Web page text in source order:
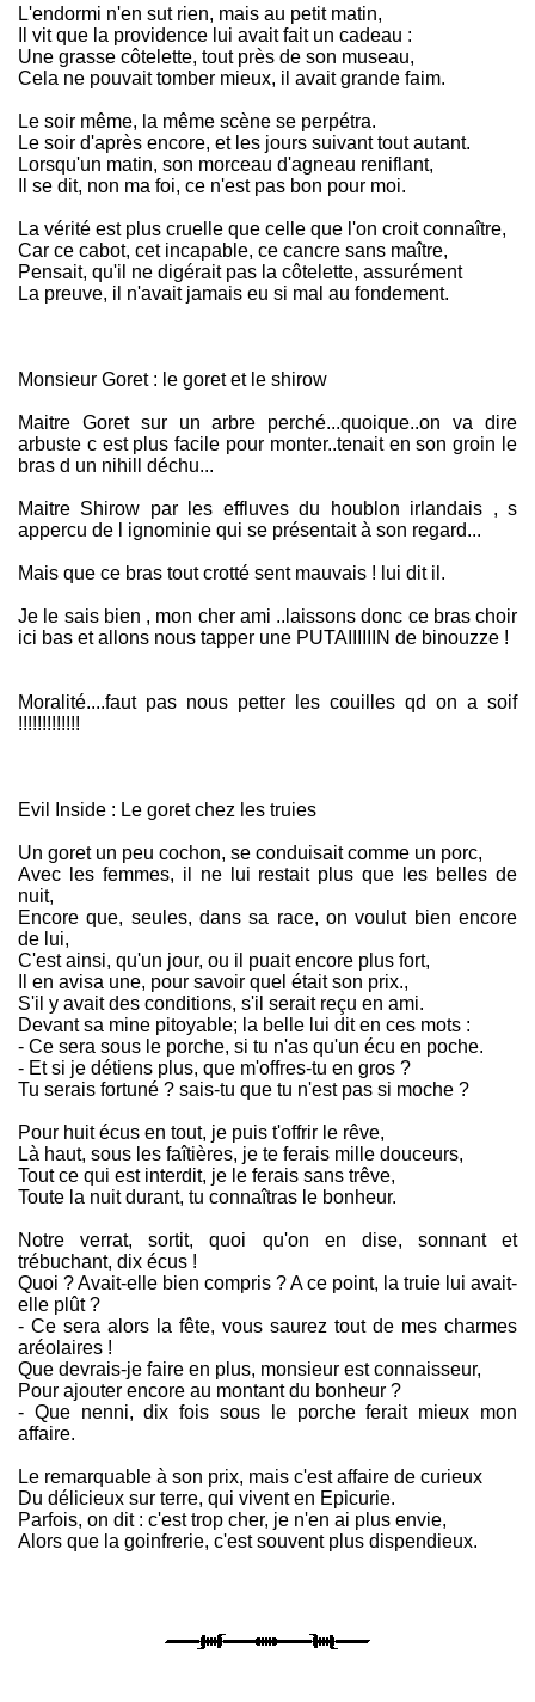
L'endormi n'en sut rien, mais au petit matin,
Il vit que la providence lui avait fait un cadeau :
Une grasse côtelette, tout près de son museau,
Cela ne pouvait tomber mieux, il avait grande faim.
Le soir même, la même scène se perpétra.
Le soir d'après encore, et les jours suivant tout autant.
Lorsqu'un matin, son morceau d'agneau reniflant,
Il se dit, non ma foi, ce n'est pas bon pour moi.
La vérité est plus cruelle que celle que l'on croit connaître,
Car ce cabot, cet incapable, ce cancre sans maître,
Pensait, qu'il ne digérait pas la côtelette, assurément
La preuve, il n'avait jamais eu si mal au fondement.
Monsieur Goret : le goret et le shirow
Maitre Goret sur un arbre perché...quoique..on va dire
arbuste c est plus facile pour monter..tenait en son groin le
bras d un nihill déchu...
Maitre Shirow par les effluves du houblon irlandais , s
appercu de l ignominie qui se présentait à son regard...
Mais que ce bras tout crotté sent mauvais ! lui dit il.
Je le sais bien , mon cher ami ..laissons donc ce bras choir
ici bas et allons nous tapper une PUTAIIIIIIN de binouzze !
Moralité....faut pas nous petter les couilles qd on a soif
!!!!!!!!!!!!!
Evil Inside : Le goret chez les truies
Un goret un peu cochon, se conduisait comme un porc,
Avec les femmes, il ne lui restait plus que les belles de
nuit,
Encore que, seules, dans sa race, on voulut bien encore
de lui,
C'est ainsi, qu'un jour, ou il puait encore plus fort,
Il en avisa une, pour savoir quel était son prix.,
S'il y avait des conditions, s'il serait reçu en ami.
Devant sa mine pitoyable; la belle lui dit en ces mots :
- Ce sera sous le porche, si tu n'as qu'un écu en poche.
- Et si je détiens plus, que m'offres-tu en gros ?
Tu serais fortuné ? sais-tu que tu n'est pas si moche ?
Pour huit écus en tout, je puis t'offrir le rêve,
Là haut, sous les faîtières, je te ferais mille douceurs,
Tout ce qui est interdit, je le ferais sans trêve,
Toute la nuit durant, tu connaîtras le bonheur.
Notre verrat, sortit, quoi qu'on en dise, sonnant et
trébuchant, dix écus !
Quoi ? Avait-elle bien compris ? A ce point, la truie lui avait-
elle plût ?
- Ce sera alors la fête, vous saurez tout de mes charmes
aréolaires !
Que devrais-je faire en plus, monsieur est connaisseur,
Pour ajouter encore au montant du bonheur ?
- Que nenni, dix fois sous le porche ferait mieux mon
affaire.
Le remarquable à son prix, mais c'est affaire de curieux
Du délicieux sur terre, qui vivent en Epicurie.
Parfois, on dit : c'est trop cher, je n'en ai plus envie,
Alors que la goinfrerie, c'est souvent plus dispendieux.